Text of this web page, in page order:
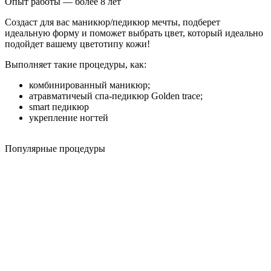
Создаст для вас маникюр/педикюр мечты, подберет
идеальную форму и поможет выбрать цвет, который идеально
подойдет вашему цветотипу кожи!
Выполняет такие процедуры, как:
комбинированный маникюр;
атравматичеый спа-педикюр Golden trace;
smart педикюр
укрепление ногтей
Популярные процедуры